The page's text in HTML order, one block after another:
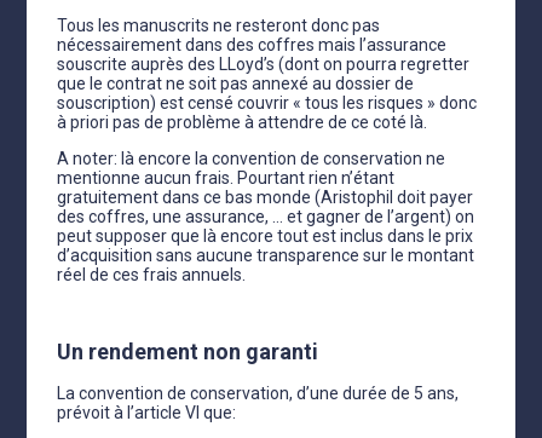
Tous les manuscrits ne resteront donc pas
nécessairement dans des coffres mais l’assurance
souscrite auprès des LLoyd’s (dont on pourra regretter
que le contrat ne soit pas annexé au dossier de
souscription) est censé couvrir « tous les risques » donc
à priori pas de problème à attendre de ce coté là.
A noter: là encore la convention de conservation ne
mentionne aucun frais. Pourtant rien n’étant
gratuitement dans ce bas monde (Aristophil doit payer
des coffres, une assurance, … et gagner de l’argent) on
peut supposer que là encore tout est inclus dans le prix
d’acquisition sans aucune transparence sur le montant
réel de ces frais annuels.
Un rendement non garanti
La convention de conservation, d’une durée de 5 ans,
prévoit à l’article VI que: